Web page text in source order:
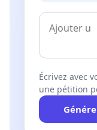
Écrivez avec
une pétition